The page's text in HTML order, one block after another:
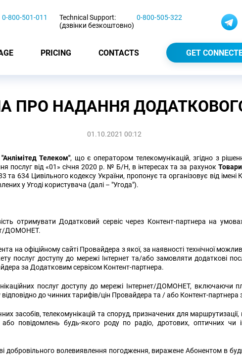
0-800-501-011
Technical Support:
(дзвінки безкоштовно)
0-800-505-322
PRICING CONTACTS GET
ПРО НАДАННЯ ДОДАТКОВОГО
01.10.2021 00:12
Телеком", що є оператором телекомунікацій, згідно з
послуг від «01» січня 2020 р. № Б/Н, в інтересах та за рахунок
та 634 Цивільного кодексу України, пропонує та організовує від
у Угоді користувача (далі – "Угода").
отримувати Додатковий сервіс через Контент-партнера на
ДОМОНЕТ.
на офіційному сайті Провайдера з якої, за наявності технічної
послуг доступу до мережі Інтернетта/або замовляти додаткові
за Додатковим сервісом Контент-партнера.
послуг доступу до мережі Інтернет/ДОМОНЕТ, включаючи
до чинних тарифів/цін Провайдера та / або Контент-партнера
засобів, телекомунікацій та споруд, призначених для
повідомлень будь-якого роду по радіо, дротових, оптичних чи
добровільного волевиявлення погодження, виражене Абонентом в